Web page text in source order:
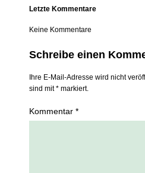
Letzte Kommentare
Keine Kommentare
Schreibe einen
Ihre E-Mail-Adresse wird nicht
sind mit * markiert.
Kommentar *